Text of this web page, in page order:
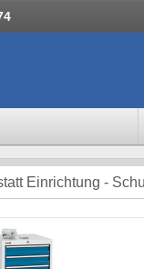
Einrichtung -